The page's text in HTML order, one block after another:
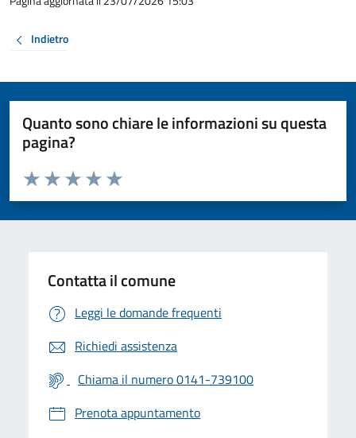
Indietro
Quanto sono chiare le informazioni su questa
pagina?
Valuta da 1 a 5 stelle la pagina
Valuta 5 stelle su 5
Valuta 4 stelle su 5
Valuta 3 stelle su 5
Valuta 2 stelle su 5
Valuta 1 stelle su 5
Contatta il comune
Leggi le domande frequenti
Richiedi assistenza
Chiama il numero 0141-739100
Prenota appuntamento